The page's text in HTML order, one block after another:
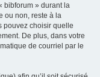
bibforum » durant la
ou non, reste à la
pouvez choisir quelle
De plus, dans votre
de courriel par le